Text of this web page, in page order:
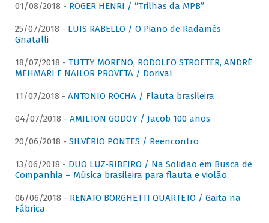
01/08/2018 - ROGER HENRI / “Trilhas da MPB”
25/07/2018 - LUIS RABELLO / O Piano de Radamés
Gnatalli
18/07/2018 - TUTTY MORENO, RODOLFO STROETER, ANDRÉ
MEHMARI E NAILOR PROVETA / Dorival
11/07/2018 - ANTONIO ROCHA / Flauta brasileira
04/07/2018 - AMILTON GODOY / Jacob 100 anos
20/06/2018 - SILVÉRIO PONTES / Reencontro
13/06/2018 - DUO LUZ-RIBEIRO / Na Solidão em Busca de
Companhia – Música brasileira para flauta e violão
06/06/2018 - RENATO BORGHETTI QUARTETO / Gaita na
Fábrica